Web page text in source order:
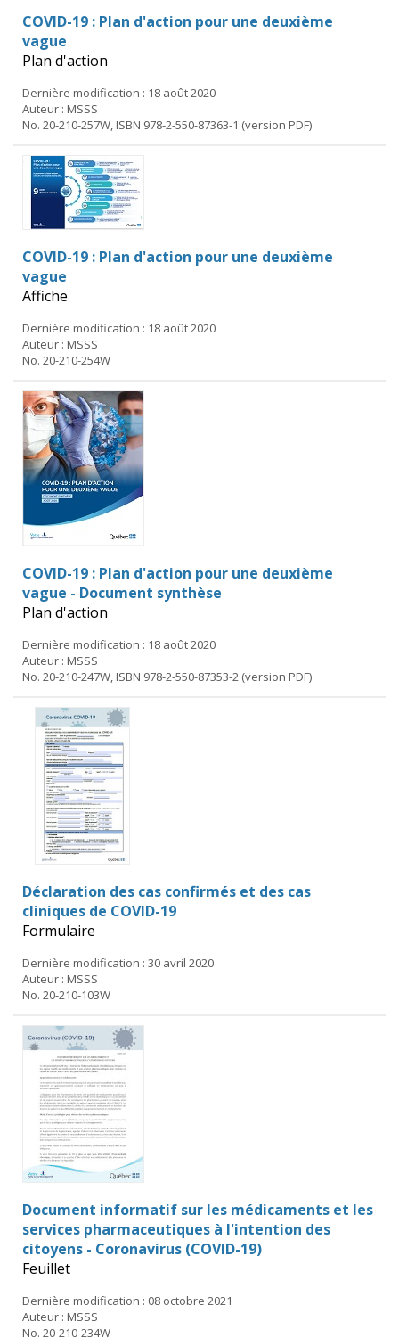
COVID-19 : Plan d'action pour une deuxième
vague
Plan d'action
Dernière modification : 18 août 2020
Auteur : MSSS
No. 20-210-257W, ISBN 978-2-550-87363-1 (version PDF)
COVID-19 : Plan d'action pour une deuxième
vague
Affiche
Dernière modification : 18 août 2020
Auteur : MSSS
No. 20-210-254W
COVID-19 : Plan d'action pour une deuxième
vague - Document synthèse
Plan d'action
Dernière modification : 18 août 2020
Auteur : MSSS
No. 20-210-247W, ISBN 978-2-550-87353-2 (version PDF)
Déclaration des cas confirmés et des cas
cliniques de COVID-19
Formulaire
Dernière modification : 30 avril 2020
Auteur : MSSS
No. 20-210-103W
Document informatif sur les médicaments et les
services pharmaceutiques à l'intention des
citoyens - Coronavirus (COVID-19)
Feuillet
Dernière modification : 08 octobre 2021
Auteur : MSSS
No. 20-210-234W